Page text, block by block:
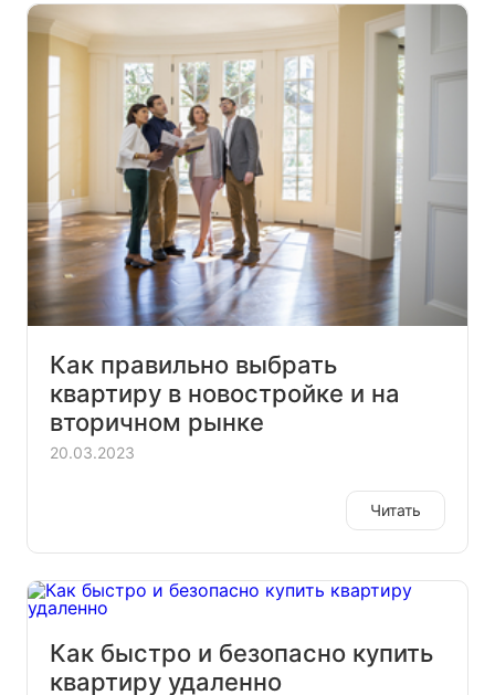
Как правильно выбрать
квартиру в новостройке и на
вторичном рынке
20.03.2023
Читать
Как быстро и безопасно купить
квартиру удаленно